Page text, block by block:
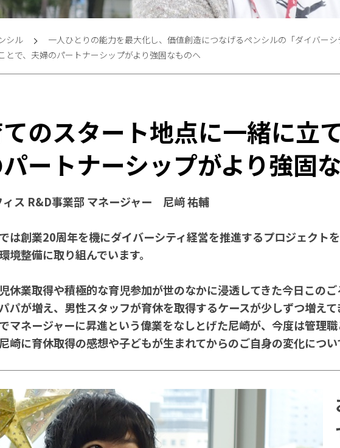
シル 一人ひとりの能力を最大化し、価値創造につなげるペンシルの「ダイバーシ
とで、夫婦のパートナーシップがより強固なものへ
のスタート地点に一緒に立
ートナーシップがより強固
ィス R&D事業部 マネージャー 尼﨑 祐輔
は創業20周年を機にダイバーシティ経営を推進するプロジェクト
境整備に取り組んでいます。
休業取得や積極的な育児参加が世のなかに浸透してきた今日この
パが増え、男性スタッフが育休を取得するケースが少しずつ増え
マネージャーに昇進という偉業をなしとげた尼崎が、今度は管理
崎に育休取得の感想や子どもが生まれてからのご自身の変化につい